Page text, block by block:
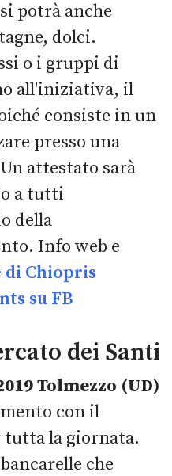
potrà anche
dolci.
o i gruppi di
all'iniziativa, il
consiste in un
presso una
attestato sarà
a tutti
della
Info web e
di Chiopris
su FB
dei Santi
Tolmezzo (UD)
con il
tutta la giornata.
che